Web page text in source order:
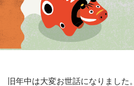
旧年中は大変お世話になりました。